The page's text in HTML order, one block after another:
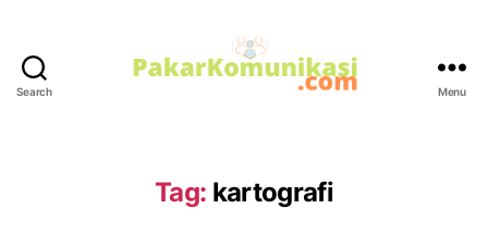
Search Menu
Tag: kartografi